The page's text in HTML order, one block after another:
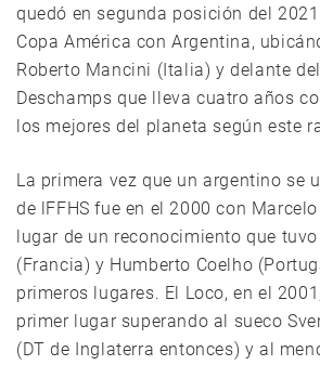
quedó en segunda posición del
Copa América con Argentina,
Roberto Mancini (Italia) y delante
Deschamps que lleva cuatro años
los mejores del planeta según este
La primera vez que un argentino se
de lFFHS fue en el 2000 con
lugar de un reconocimiento que tuvo
(Francia) y Humberto Coelho
primeros lugares. El Loco, en el
primer lugar superando al sueco
(DT de Inglaterra entonces) y al